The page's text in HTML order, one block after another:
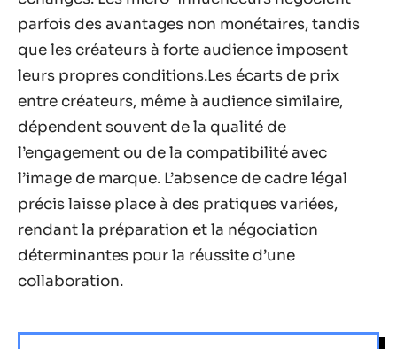
parfois des avantages non monétaires, tandis
que les créateurs à forte audience imposent
leurs propres conditions.Les écarts de prix
entre créateurs, même à audience similaire,
dépendent souvent de la qualité de
l’engagement ou de la compatibilité avec
l’image de marque. L’absence de cadre légal
précis laisse place à des pratiques variées,
rendant la préparation et la négociation
déterminantes pour la réussite d’une
collaboration.